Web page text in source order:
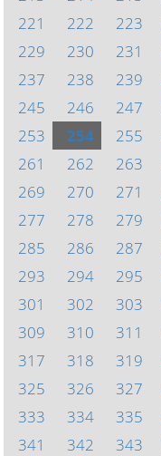
221
222 223
229
230 231
237
238 239
245
246 247
253
254 255
261
262 263
269
270 271
277
278 279
285
286 287
293
294 295
301
302 303
309
310 311
317
318 319
325
326 327
333
334 335
341
342 343